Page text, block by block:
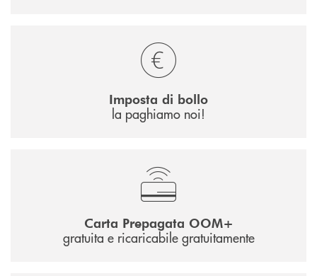
Imposta di bollo
la paghiamo noi!
Carta Prepagata OOM+
gratuita e ricaricabile gratuitamente